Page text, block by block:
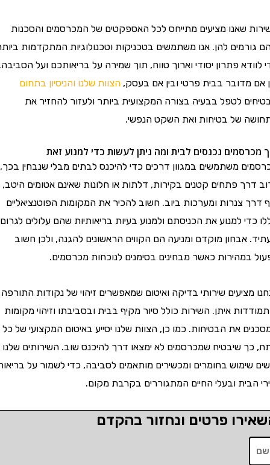
שאנו מציעים מתייחס לכל האספקטים של המכרסמים והסכנות
להן. אנו משתמשים בטכניקות וטכנולוגיות המתקדמות ביותר
פתרון יסודי וארוך טווח, תוך שמירה על בריאותכם ועל הסביבה.
מדובר בבית פרטי ובין אם בעסק,הצוות שלנו והניסיון בתחום
לטפל בבעיה בצורה המקצועית ביותר ולעזור להחזיר את
של בטיחות ואת השקט הנפשי.
נכנסים לבית ומה ניתן לעשות כדי למנוע זאת
משתמשים במגוון דרכים כדי להיכנס לבתים מבלי שנבחין בכך,
דרך פתחים קטנים בקירות, דלתות או חלונות שאינם אטומים היטב,
צנרות ומערכות ביוב. חשוב להכיר את המקומות הפוטנציאליים
כדי למנוע את הכניסתם ולמנוע בעיות בריאותיות שהם עלולים לגרום
אבחון מוקדם ומניעה הם הקווים הראשונים להגנה, ולכן חשוב
במהירות כאשר מבחינים בסימנים לנוכחות מכרסמים.
מציעים שירותי בדיקה ואיטום שמאפשרים זיהוי של נקודות התורפה
איתן. השירות כולל סיור מקיף בבית ובסביבתו וזיהוי מקומות
את הבטיחות. כמו כן, הצוות שלנו יסייע באיטום המקצועי של כל
כך שיבטיח שמכרסמים לא ימצאו דרך להיכנס שוב. השירותים שלנו
שימוש בחומרים ומכשירים מותאמים לסביבה, כדי לשמור על בריאות
הבית ובעלי החיים המתגוררים בקרבת מקום.
פרטים ונחזור בהקדם